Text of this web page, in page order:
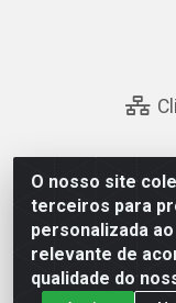
O nosso site
terceiros para
personalizada
relevante de
qualidade do
Abreu & Silva -
Olho D'Água